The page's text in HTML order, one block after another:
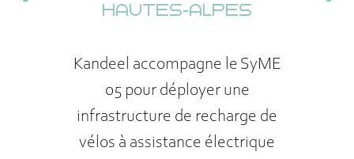
Contact
HAUTES-ALPES
Kandeel accompagne le SyME
05 pour déployer une
infrastructure de recharge de
vélos à assistance électrique